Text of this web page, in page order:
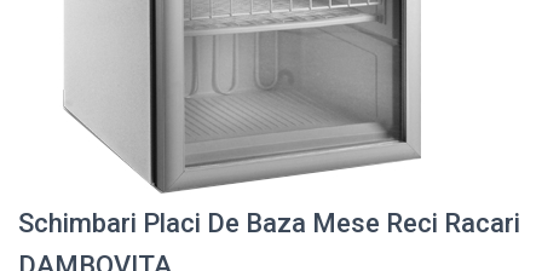
Schimbari Placi De Baza Mese Reci Racari